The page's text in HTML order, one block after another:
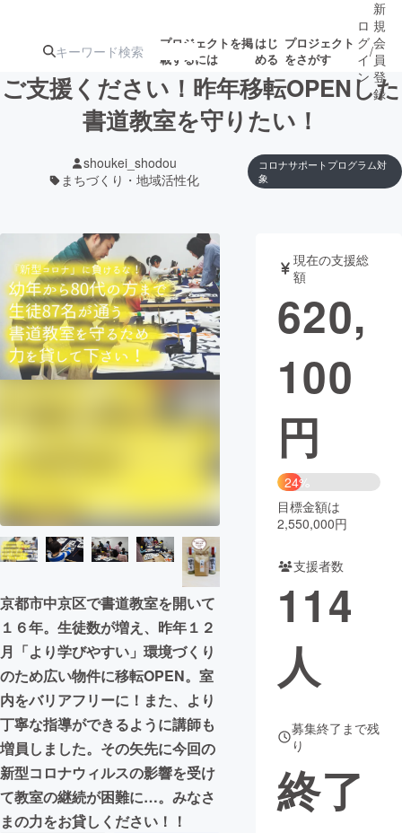
プロジェクトを掲
載するには
はじ
める
プロジェクト
をさがす
ジェクト
ターン
ジェクト
募集終了が近いプ
ロジェクト
もうすぐ公開
されます
アート・写真
テクノロジー・ガジェット
映像・映画 書籍・雑誌
チャレンジ
CAMPFIRE Creation
CAMPFIREふるさと納税machi-ya コミュニティ
ロ
グ
イ
ン
/
新
規
会
員
登
録
ご支援ください！昨年移転OPENした
書道教室を守りたい！
shoukei_shodou
まちづくり・地域活性化
コロナサポートプログラム対
象
京都市中京区で書道教室を開いて
１６年。生徒数が増え、昨年１２
月「より学びやすい」環境づくり
のため広い物件に移転OPEN。室
内をバリアフリーに！また、より
丁寧な指導ができるように講師も
増員しました。その矢先に今回の
新型コロナウィルスの影響を受け
て教室の継続が困難に…。みなさ
まの力をお貸しください！！
現在の支援総
額
620,
100
円
24%
目標金額は
2,550,000円
支援者数
114
人
募集終了まで残
り
終了